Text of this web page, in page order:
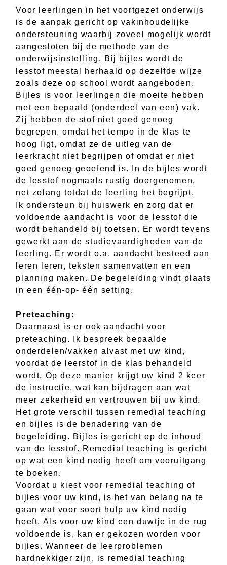
Voor leerlingen in het voortgezet onderwijs
is de aanpak gericht op vakinhoudelijke
ondersteuning waarbij zoveel mogelijk wordt
aangesloten bij de methode van de
onderwijsinstelling. Bij bijles wordt de
lesstof meestal herhaald op dezelfde wijze
zoals deze op school wordt aangeboden.
Bijles is voor leerlingen die moeite hebben
met een bepaald (onderdeel van een) vak.
Zij hebben de stof niet goed genoeg
begrepen, omdat het tempo in de klas te
hoog ligt, omdat ze de uitleg van de
leerkracht niet begrijpen of omdat er niet
goed genoeg geoefend is. In de bijles wordt
de lesstof nogmaals rustig doorgenomen,
net zolang totdat de leerling het begrijpt.
Ik ondersteun bij huiswerk en zorg dat er
voldoende aandacht is voor de lesstof die
wordt behandeld bij toetsen. Er wordt tevens
gewerkt aan de studievaardigheden van de
leerling. Er wordt o.a. aandacht besteed aan
leren leren, teksten samenvatten en een
planning maken. De begeleiding vindt plaats
in een één-op- één setting.
Preteaching:
Daarnaast is er ook aandacht voor
preteaching. Ik bespreek bepaalde
onderdelen/vakken alvast met uw kind,
voordat de leerstof in de klas behandeld
wordt. Op deze manier krijgt uw kind 2 keer
de instructie, wat kan bijdragen aan wat
meer zekerheid en vertrouwen bij uw kind.
Het grote verschil tussen remedial teaching
en bijles is de benadering van de
begeleiding. Bijles is gericht op de inhoud
van de lesstof. Remedial teaching is gericht
op wat een kind nodig heeft om vooruitgang
te boeken.
Voordat u kiest voor remedial teaching of
bijles voor uw kind, is het van belang na te
gaan wat voor soort hulp uw kind nodig
heeft. Als voor uw kind een duwtje in de rug
voldoende is, kan er gekozen worden voor
bijles. Wanneer de leerproblemen
hardnekkiger zijn, is remedial teaching